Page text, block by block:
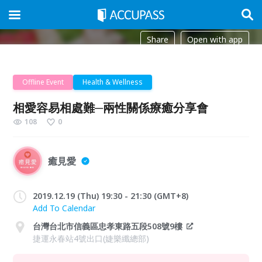
Share Open with app
Offline Event Health & Wellness
相愛容易相處難─兩性關係療癒分享會
108 0
癒見愛
2019.12.19 (Thu) 19:30 - 21:30 (GMT+8)
Add To Calendar
台灣台北市信義區忠孝東路五段508號9樓
捷運永春站4號出口(婕樂纖總部)